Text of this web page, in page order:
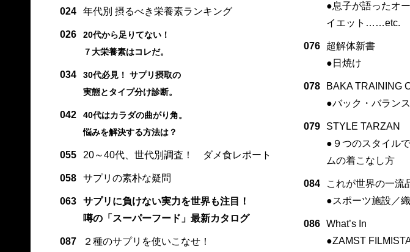
024 年代別 摂るべき栄養素ランキング
026
20代から足りてない！
７大栄養素はコレだ。
034
30代必見！ サプリ摂取の
実態とタイプ分け診断。
042
40代はカラダの曲がり角。
悩みを解決する方法は？
055 20～40代、世代別調査！ ダメ食レポート
058 サプリの素朴な疑問
063
サプリに負けない実力を世界も注目！
噂の「スーパーフード」最新カタログ
087
２種のサプリを使いこなせ！
●息子が語ったオ
イエット……etc.
076
超解体新書
●日焼け
078
BAKA TRAINING
●バック・バラン
079
STYLE TARZAN
●９つのスタイル
ムの着こなし方
084
これが世界の一
●スポーツ施設／
086 What’s In
●ZAMST